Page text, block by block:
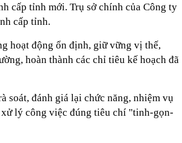
cấp tỉnh mới. Trụ sở chính của Công ty
cấp tỉnh.
hoạt động ổn định, giữ vững vị thế,
hoàn thành các chỉ tiêu kế hoạch đã
soát, đánh giá lại chức năng, nhiệm vụ
lý công việc đúng tiêu chí "tinh-gọn-